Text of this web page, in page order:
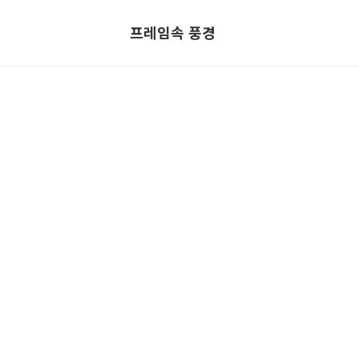
프레임속 풍경